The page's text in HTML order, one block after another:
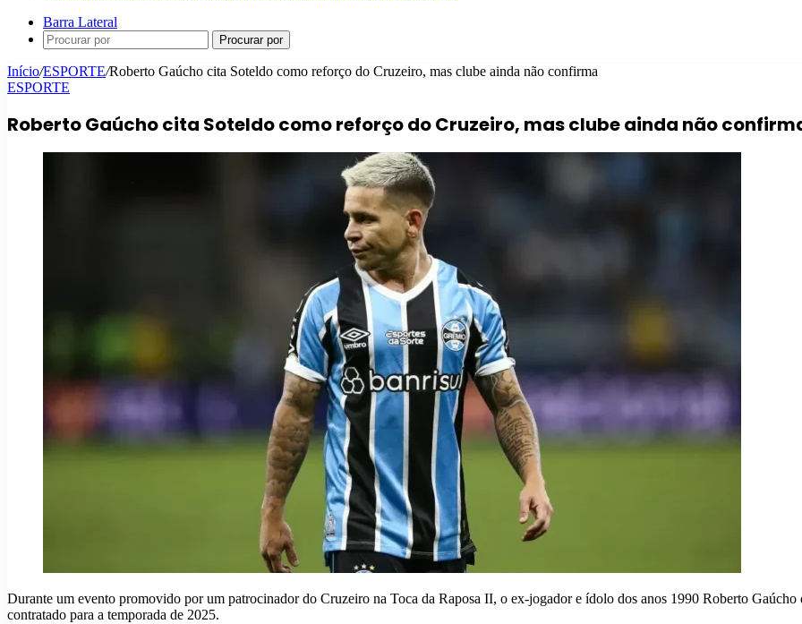
Barra Lateral
Procurar por
Início/ESPORTE/Roberto Gaúcho cita Soteldo como reforço do Cruzeiro, mas clube ainda não confirma
ESPORTE
Roberto Gaúcho cita Soteldo como reforço do Cruzeiro, mas clube ainda não
Durante um evento promovido por um patrocinador do Cruzeiro na Toca da Raposa II, o ex-jogador e ídolo dos anos 1990 Roberto Gaúcho
contratado para a temporada de 2025.